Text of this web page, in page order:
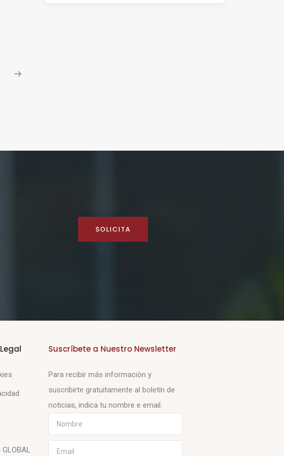
SOLICITA
GLOBAL
Suscríbete a Nuestro Newsletter
Para recibir más información y
suscribirte gratuitamente al boletín de
noticias, indica tu nombre e email.